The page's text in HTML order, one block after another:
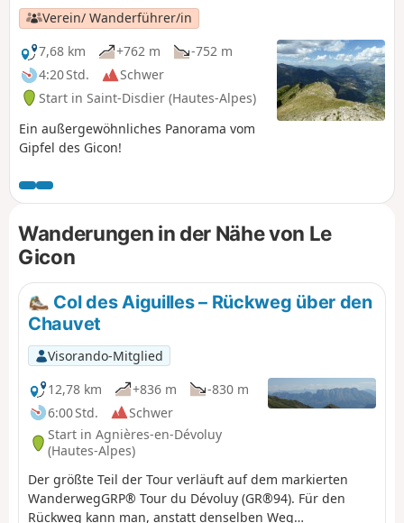
Verein/ Wanderführer/in
7,68 km
+762 m
-752 m
4:20 Std.
Schwer
Start in Saint-Disdier (Hautes-Alpes)
Ein außergewöhnliches Panorama vom
Gipfel des Gicon!
Wanderungen in der Nähe von Le
Gicon
Col des Aiguilles – Rückweg über den
Chauvet
Visorando-Mitglied
12,78 km
+836 m
-830 m
6:00 Std.
Schwer
Start in Agnières-en-Dévoluy
(Hautes-Alpes)
Der größte Teil der Tour verläuft auf dem markierten
WanderwegGRP® Tour du Dévoluy (GR®94). Für den
Rückweg kann man, anstatt denselben Weg